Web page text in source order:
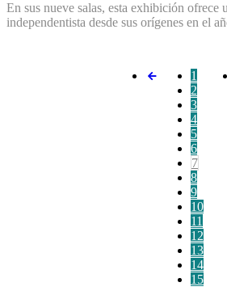
En sus nueve salas, esta exhibición ofrece
independentista desde sus orígenes en el
1
2
3
4
5
6
7
8
9
10
11
12
13
14
15